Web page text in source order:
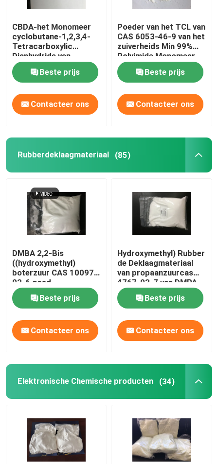
Speciale Chemische producten
CBDA-het Monomeer
cyclobutane-1,2,3,4-
Tetracarboxylic
Dianhydride van
Poedercas 4415-87-6
PolyimideBeste prijs
Contacteer ons
Poeder van het TCL van
CAS 6053-46-9 van het
zuiverheids Min 99%
Polyimide Monomeer
Witte Stevige
Beste prijs
Contacteer ons
Rubberdeklaagmateriaal (85)
DMBA 2,2-Bis
((hydroxymethyl)
boterzuur CAS 10097-
02-6 goed
kruisverbindend en
hydrofiele middel of
gebruikt voor het
produceren van
waterbasis
hoogmoleculair
Beste prijs
Contacteer ons
Hydroxymethyl) Rubber
de Deklaagmateriaal
van propaanzuurcas
4767-03-7 van DMPA
2,2-BIB (
Beste prijs
Contacteer ons
Elektronische Chemische producten (34)